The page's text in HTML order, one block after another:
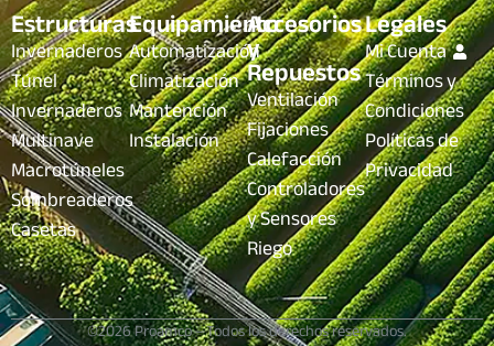
Estructuras
Invernaderos
Túnel
Invernaderos
Multinave
Macrotúneles
Sombreaderos
Casetas
Equipamiento
Automatización
Climatización
Mantención
Instalación
Accesorios
y
Repuestos
Ventilación
Fijaciones
Calefacción
Controladores
y Sensores
Riego
Legales
Mi Cuenta
Términos y
Condiciones
Políticas de
Privacidad
©2026 Proamco – Todos los derechos reservados.